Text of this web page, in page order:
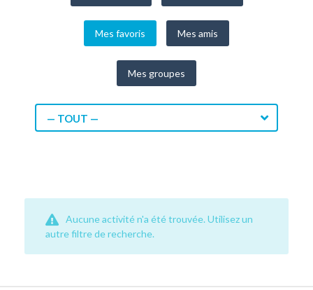
Mes favoris Mes amis
Mes groupes
— TOUT —
Aucune activité n'a été trouvée. Utilisez un
autre filtre de recherche.